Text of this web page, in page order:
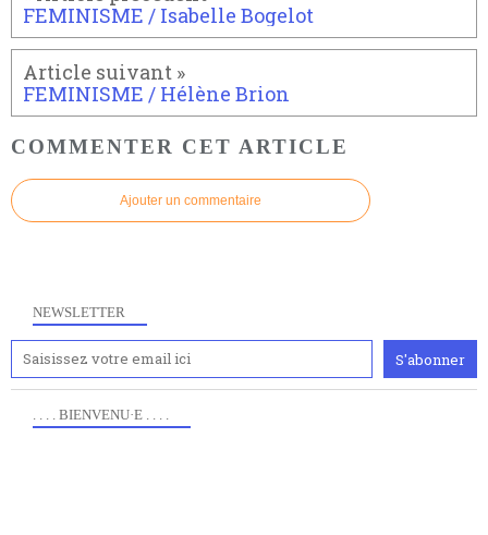
FEMINISME / Isabelle Bogelot
FEMINISME / Hélène Brion
COMMENTER CET ARTICLE
Ajouter un commentaire
NEWSLETTER
. . . . BIENVENU·E . . . .